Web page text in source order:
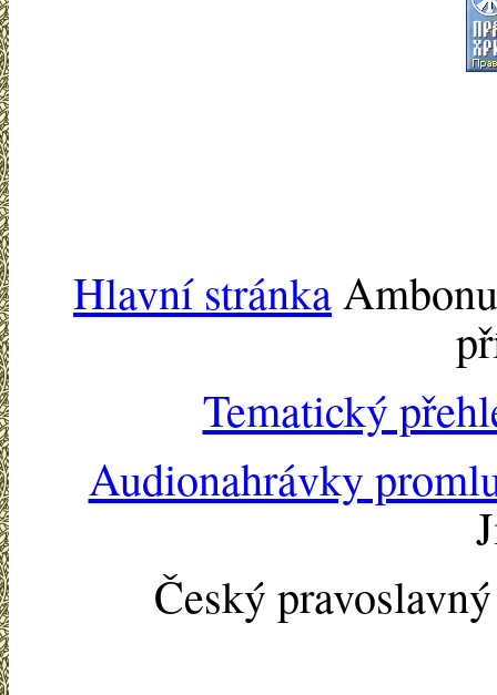
Hlavní stránka
Tematický
Audionahrávky
Český